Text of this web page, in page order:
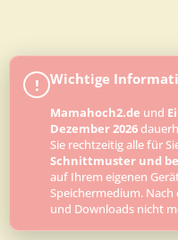
! Wichtige
Mamahoch2.de und
Dezember 2026
Sie rechtzeitig alle für
Schnittmuster und
auf Ihrem eigenen
Speichermedium.
und Downloads nicht